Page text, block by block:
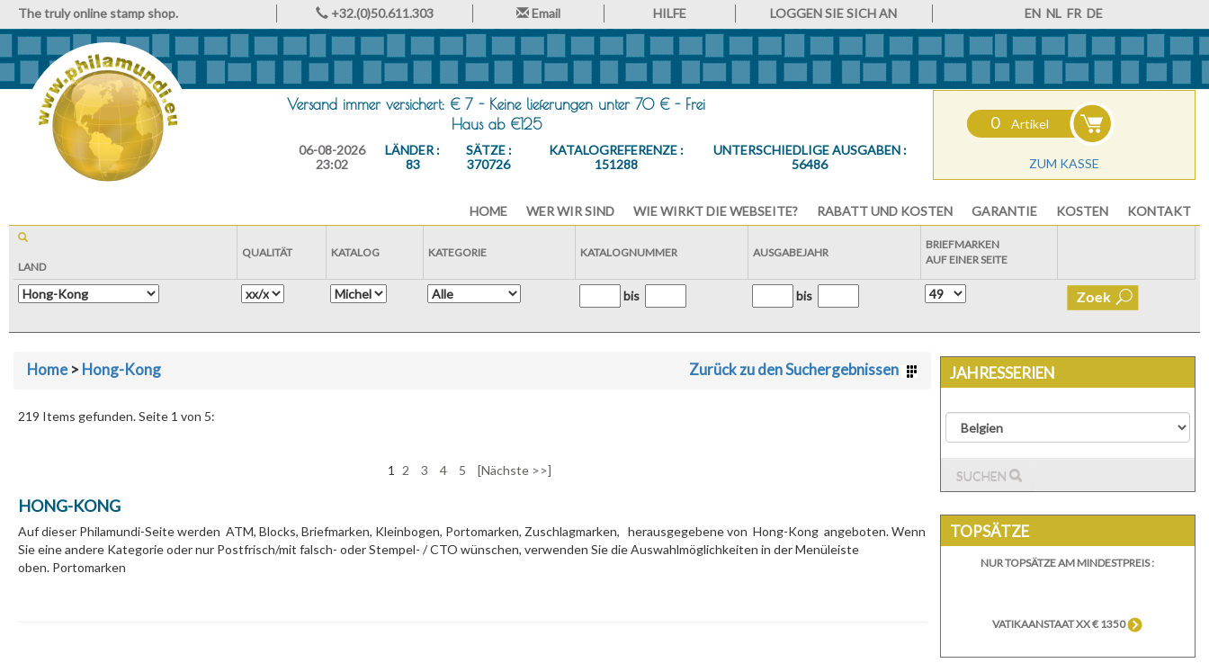
The truly online stamp shop. +32.(0)50.611.303 Email HILFE LOGGEN SIE SICH AN EN NL FR DE
Versand immer versichert: € 7 - Keine lieferungen unter 70 € - Frei
Haus ab €125
06-08-2026
23:02
LÄNDER :
83
SÄTZE :
370726
KATALOGREFERENZE :
151288
UNTERSCHIEDLIGE AUSGABEN :
56486
0 Artikel
ZUM KASSE
HOME WER WIR SIND WIE WIRKT DIE WEBSEITE? RABATT UND KOSTEN GARANTIE KOSTEN KONTAKT
LAND
QUALITÄT KATALOG KATEGORIE KATALOGNUMMER AUSGABEJAHR
BRIEFMARKEN
AUF EINER SEITE
bis bis
Home>Hong-Kong Zurück zu den Suchergebnissen
219 Items gefunden. Seite 1 von 5:
1 2 3 4 5 [Nächste >>]
HONG-KONG
Auf dieser Philamundi-Seite werden ATM, Blocks, Briefmarken, Kleinbogen, Portomarken, Zuschlagmarken, herausgegebene von Hong-Kong angeboten. Wenn
Sie eine andere Kategorie oder nur Postfrisch/mit falsch- oder Stempel- / CTO wünschen, verwenden Sie die Auswahlmöglichkeiten in der Menüleiste
oben. Portomarken
JAHRESSERIEN
SUCHEN
TOPSÄTZE
NUR TOPSÄTZE AM MINDESTPREIS :
VATIKAANSTAAT XX € 1350